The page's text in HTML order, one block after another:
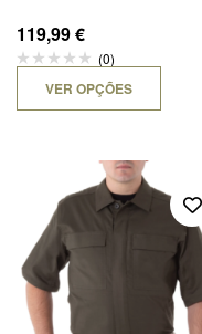
119,99€
(0)
VER OPÇÕES